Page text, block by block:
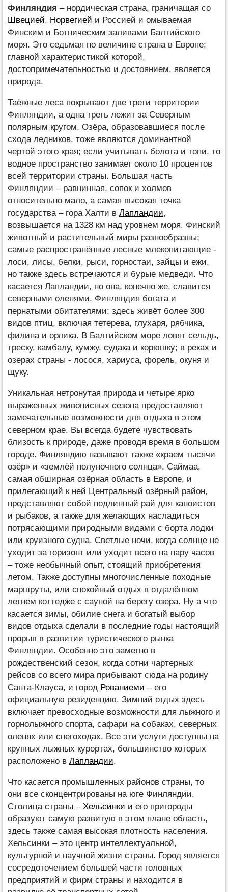
Финляндия – нордическая страна, граничащая со
Швецией, Норвегией и Россией и омываемая
Финским и Ботническим заливами Балтийского
моря. Это седьмая по величине страна в Европе;
главной характеристикой которой,
достопримечательностью и достоянием, является
природа.
Таёжные леса покрывают две трети территории
Финляндии, а одна треть лежит за Северным
полярным кругом. Озёра, образовавшиеся после
схода ледников, тоже являются доминантной
чертой этого края; если учитывать болота и топи, то
водное пространство занимает около 10 процентов
всей территории страны. Большая часть
Финляндии – равнинная, сопок и холмов
относительно мало, а самая высокая точка
государства – гора Халти в Лапландии,
возвышается на 1328 км над уровнем моря. Финский
животный и растительный миры разнообразны;
самые распространённые лесные млекопитающие -
лоси, лисы, белки, рыси, горностаи, зайцы и ежи,
но также здесь встречаются и бурые медведи. Что
касается Лапландии, но она, конечно же, славится
северными оленями. Финляндия богата и
пернатыми обитателями: здесь живёт более 300
видов птиц, включая тетерева, глухаря, рябчика,
филина и орлика. В Балтийском море ловят сельдь,
треску, камбалу, кумжу, судака и корюшку; в реках и
озерах страны - лосося, хариуса, форель, окуня и
щуку.
Уникальная нетронутая природа и четыре ярко
выраженных живописных сезона предоставляют
замечательные возможности для отдыха в этом
северном крае. Вы всегда будете чувствовать
близость к природе, даже проводя время в большом
городе. Финляндию называют также «краем тысячи
озёр» и «землёй полуночного солнца». Саймаа,
самая обширная озёрная область в Европе, и
прилегающий к ней Центральный озёрный район,
представляют собой подлинный рай для каноистов
и рыбаков, а также для желающих насладиться
потрясающими природными видами с борта лодки
или круизного судна. Светлые ночи, когда солнце не
уходит за горизонт или уходит всего на пару часов
– тоже необычный опыт, стоящий приобретения
летом. Также доступны многочисленные походные
маршруты, или спокойный отдых в отдалённом
летнем коттедже с сауной на берегу озера. Ну а что
касается зимы, обилие снега и богатый выбор
видов отдыха сделали в последние годы настоящий
прорыв в развитии туристического рынка
Финляндии. Особенно это заметно в
рождественский сезон, когда сотни чартерных
рейсов со всего мира прибывают сюда на родину
Санта-Клауса, и город Рованиеми – его
официальную резиденцию. Зимний отдых здесь
включает превосходные возможности для лыжного и
горнолыжного спорта, сафари на собаках, северных
оленях или снегоходах. Все эти услуги доступны на
крупных лыжных курортах, большинство которых
расположено в Лапландии.
Что касается промышленных районов страны, то
они все сконцентрированы на юге Финляндии.
Столица страны – Хельсинки и его пригороды
образуют самую развитую в этом плане область,
здесь также самая высокая плотность населения.
Хельсинки – это центр интеллектуальной,
культурной и научной жизни страны. Город является
сосредоточением большей части головных
предприятий и фирм страны и находится в